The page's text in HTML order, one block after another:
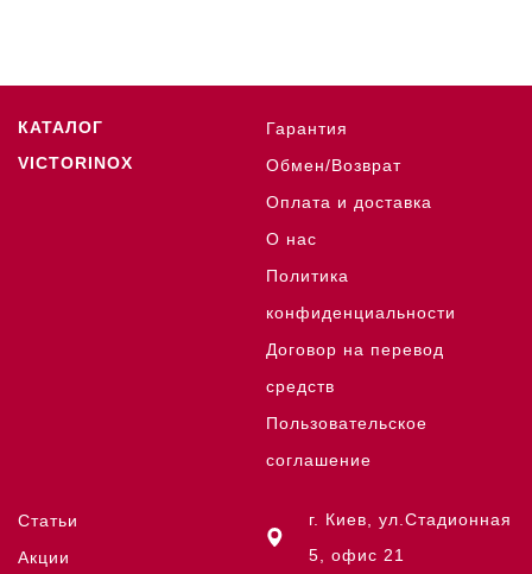
КАТАЛОГ
VICTORINOX
Гарантия
Обмен/Возврат
Оплата и доставка
О нас
Политика
конфиденциальности
Договор на перевод
средств
Пользовательское
соглашение
Статьи
Акции
г. Киев, ул.Стадионная
5, офис 21